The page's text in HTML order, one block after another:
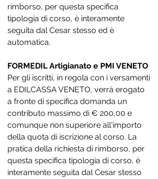
rimborso, per questa specifica
tipologia di corso, è interamente
seguita dal Cesar stesso ed è
automatica.
FORMEDIL Artigianato e PMI VENETO
Per gli iscritti, in regola con i versamenti
a EDILCASSA VENETO, verrà erogato
a fronte di specifica domanda un
contributo massimo di € 200,00 e
comunque non superiore all'importo
della quota di iscrizione al corso. La
pratica della richiesta di rimborso, per
questa specifica tipologia di corso, è
interamente seguita dal Cesar stesso